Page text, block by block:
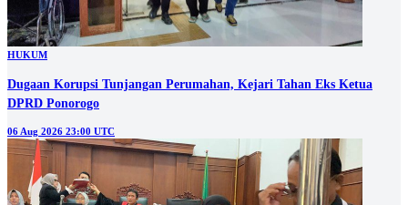
HUKUM
Dugaan Korupsi Tunjangan Perumahan, Kejari Tahan Eks Ketua
DPRD Ponorogo
06 Aug 2026 23:00 UTC